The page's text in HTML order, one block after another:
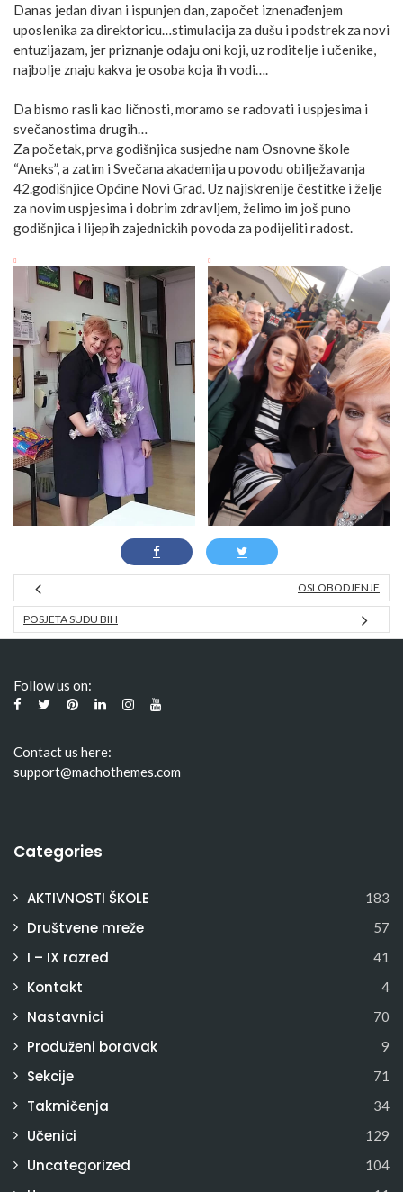
Danas jedan divan i ispunjen dan, započet iznenađenjem
uposlenika za direktoricu…stimulacija za dušu i podstrek za novi
entuzijazam, jer priznanje odaju oni koji, uz roditelje i učenike,
najbolje znaju kakva je osoba koja ih vodi….
Da bismo rasli kao ličnosti, moramo se radovati i uspjesima i
svečanostima drugih…
Za početak, prva godišnjica susjedne nam Osnovne škole
“Aneks”, a zatim i Svečana akademija u povodu obilježavanja
42.godišnjice Općine Novi Grad. Uz najiskrenije čestitke i želje
za novim uspjesima i dobrim zdravljem, želimo im još puno
godišnjica i lijepih zajednickih povoda za podijeliti radost.
OSLOBODJENJE
POSJETA SUDU BIH
Follow us on:
Contact us here:
support@machothemes.com
Categories
AKTIVNOSTI ŠKOLE 183
Društvene mreže 57
I – IX razred 41
Kontakt 4
Nastavnici 70
Produženi boravak 9
Sekcije 71
Takmičenja 34
Učenici 129
Uncategorized 104